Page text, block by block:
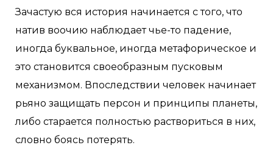
Зачастую вся история начинается с того, что
натив воочию наблюдает чье-то падение,
иногда буквальное, иногда метафорическое и
это становится своеобразным пусковым
механизмом. Впоследствии человек начинает
рьяно защищать персон и принципы планеты,
либо старается полностью раствориться в них,
словно боясь потерять.